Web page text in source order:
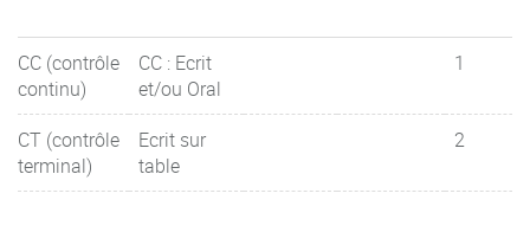
CC (contrôle
continu)
CC : Ecrit
et/ou Oral
1
CT (contrôle
terminal)
Ecrit sur
table
2